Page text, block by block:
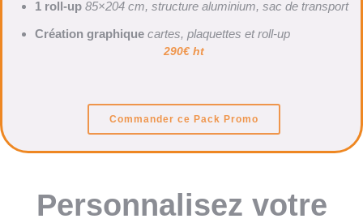
1 roll-up 85×204 cm, structure aluminium, sac de transport
Création graphique cartes, plaquettes et roll-up
290€ ht
Commander ce Pack Promo
Personnalisez votre